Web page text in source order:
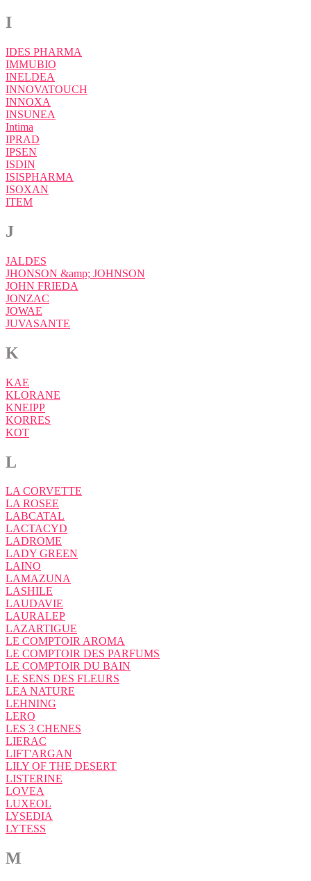
I
IDES PHARMA
IMMUBIO
INELDEA
INNOVATOUCH
INNOXA
INSUNEA
Intima
IPRAD
IPSEN
ISDIN
ISISPHARMA
ISOXAN
ITEM
J
JALDES
JHONSON &amp; JOHNSON
JOHN FRIEDA
JONZAC
JOWAE
JUVASANTE
K
KAE
KLORANE
KNEIPP
KORRES
KOT
L
LA CORVETTE
LA ROSEE
LABCATAL
LACTACYD
LADROME
LADY GREEN
LAINO
LAMAZUNA
LASHILE
LAUDAVIE
LAURALEP
LAZARTIGUE
LE COMPTOIR AROMA
LE COMPTOIR DES PARFUMS
LE COMPTOIR DU BAIN
LE SENS DES FLEURS
LEA NATURE
LEHNING
LERO
LES 3 CHENES
LIERAC
LIFT'ARGAN
LILY OF THE DESERT
LISTERINE
LOVEA
LUXEOL
LYSEDIA
LYTESS
M